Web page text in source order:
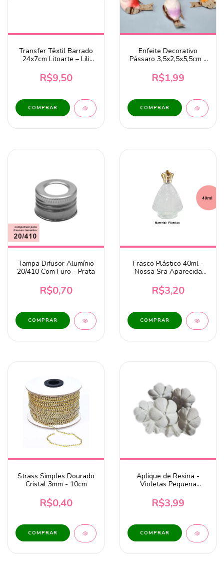
Transfer Têxtil Barrado
24x7cm Litoarte – Lili
R$9,50
Enfeite Decorativo
Pássaro 3,5x2,5x5,5cm -
R$1,99
Tampa Difusor Alumínio
20/410 Com Furo - Prata
R$0,70
Frasco Plástico 40ml -
Nossa Sra Aparecida
Dourada
R$3,20
Strass Simples Dourado
Cristal 3mm - 10cm
R$0,40
Aplique de Resina -
Violetas Pequena
R$3,99